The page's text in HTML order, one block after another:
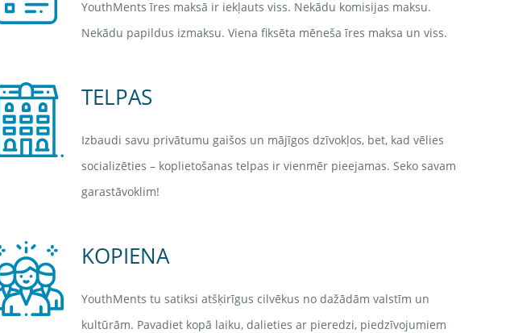
YouthMents īres maksā ir iekļauts viss. Nekādu komisijas maksu.
Nekādu papildus izmaksu. Viena fiksēta mēneša īres maksa un viss.
TELPAS
Izbaudi savu privātumu gaišos un mājīgos dzīvokļos, bet, kad vēlies
socializēties – koplietošanas telpas ir vienmēr pieejamas. Seko savam
garastāvoklim!
KOPIENA
YouthMents tu satiksi atšķirīgus cilvēkus no dažādām valstīm un
kultūrām. Pavadiet kopā laiku, dalieties ar pieredzi, piedzīvojumiem